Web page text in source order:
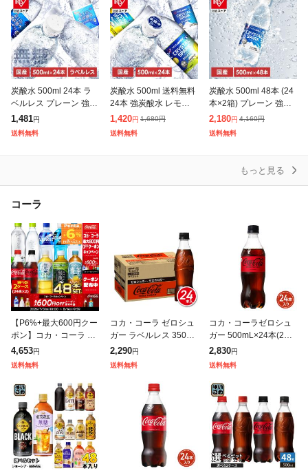
炭酸水 500ml 24本 ラ
ベルレス プレーン 強炭
酸水 無糖 無果汁 天然
水 ミネラルウォーター
スパークリングウォー
1,481円
送料無料
炭酸水 500ml 送料無料
24本 強炭酸水 レモン
グレープフルーツ 水 ミ
ネラルウォーター 500
ml×24本 富士山の強
1,420円 1,680円
送料無料
炭酸水 500ml 48本 (24
本×2箱) プレーン 強炭
酸水 アイリスオーヤマ
クリスタルスパーク 炭
酸 無糖 クリスパ
2,180円 4,160円
送料無料
もっと見る
コーラ
【P6%+最大600円クー
ポン】コカ・コーラ ペ
ットボトル 500ml 人気
飲料 48本 24本×2箱 綾
鷹 アクエリ コーラゼ
4,653円
送料無料
コカ・コーラ ゼロシュ
ガー ラベルレス 350mL
×24本(24本×1ケース) 2
605jccc
2,290円
送料無料
コカ・コーラゼロシュ
ガー 500mL×24本(24本
×1ケース) 2605jccc
2,830円
送料無料